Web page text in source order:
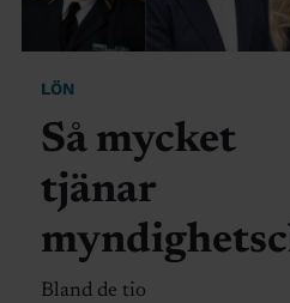
LÖN
Så mycket
tjänar
Bland de tio